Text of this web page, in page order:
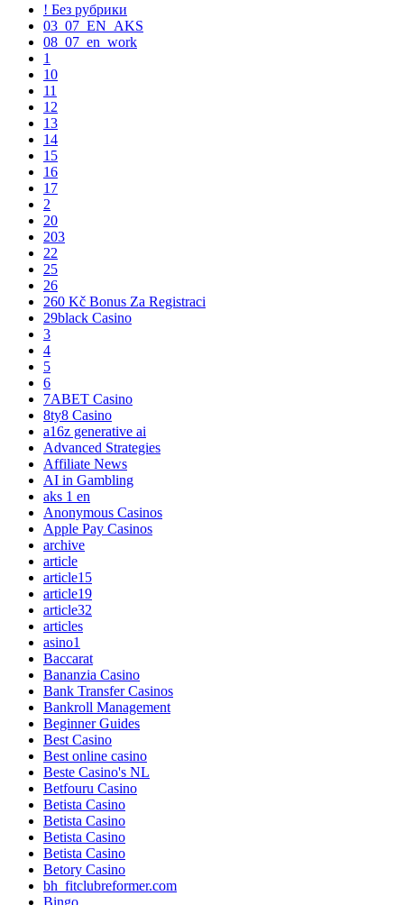
! Без рубрики
03_07_EN_AKS
08_07_en_work
1
10
11
12
13
14
15
16
17
2
20
203
22
25
26
260 Kč Bonus Za Registraci
29black Casino
3
4
5
6
7ABET Casino
8ty8 Casino
a16z generative ai
Advanced Strategies
Affiliate News
AI in Gambling
aks 1 en
Anonymous Casinos
Apple Pay Casinos
archive
article
article15
article19
article32
articles
asino1
Baccarat
Bananzia Casino
Bank Transfer Casinos
Bankroll Management
Beginner Guides
Best Casino
Best online casino
Beste Casino's NL
Betfouru Casino
Betista Casino
Betista Casino
Betista Casino
Betista Casino
Betory Casino
bh_fitclubreformer.com
Bingo